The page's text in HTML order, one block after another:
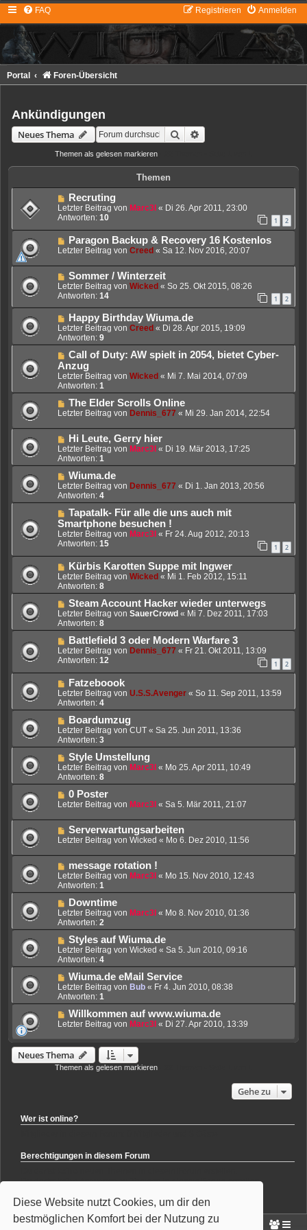
Diese Website nutzt Cookies, um dir den
bestmöglichen Komfort bei der Nutzung zu
FAQ Anmelden
Registrieren
Portal Foren-Übersicht
Ankündigungen
Neues Thema Suche
Themen als gelesen markieren
Themen
Recruting
Letzter Beitrag von Marc3l « Di 26. Apr 2011, 23:00
Antworten: 10 1 2
Paragon Backup & Recovery 16 Kostenlos
Letzter Beitrag von Creed « Sa 12. Nov 2016, 20:07
Sommer / Winterzeit
Letzter Beitrag von Wicked « So 25. Okt 2015, 08:26
Antworten: 14 1 2
Happy Birthday Wiuma.de
Letzter Beitrag von Creed « Di 28. Apr 2015, 19:09
Antworten: 9
Call of Duty: AW spielt in 2054, bietet Cyber-
Anzug
Letzter Beitrag von Wicked « Mi 7. Mai 2014, 07:09
Antworten: 1
The Elder Scrolls Online
Letzter Beitrag von Dennis_677 « Mi 29. Jan 2014, 22:54
Hi Leute, Gerry hier
Letzter Beitrag von Marc3l « Di 19. Mär 2013, 17:25
Antworten: 1
Wiuma.de
Letzter Beitrag von Dennis_677 « Di 1. Jan 2013, 20:56
Antworten: 4
Tapatalk- Für alle die uns auch mit
Smartphone besuchen !
Letzter Beitrag von Marc3l « Fr 24. Aug 2012, 20:13
Antworten: 15 1 2
Kürbis Karotten Suppe mit Ingwer
Letzter Beitrag von Wicked « Mi 1. Feb 2012, 15:11
Antworten: 8
Steam Account Hacker wieder unterwegs
Letzter Beitrag von SauerCrowd « Mi 7. Dez 2011, 17:03
Antworten: 8
Battlefield 3 oder Modern Warfare 3
Letzter Beitrag von Dennis_677 « Fr 21. Okt 2011, 13:09
Antworten: 12 1 2
Fatzeboook
Letzter Beitrag von U.S.S.Avenger « So 11. Sep 2011, 13:59
Antworten: 4
Boardumzug
Letzter Beitrag von CUT « Sa 25. Jun 2011, 13:36
Antworten: 3
Style Umstellung
Letzter Beitrag von Marc3l « Mo 25. Apr 2011, 10:49
Antworten: 8
0 Poster
Letzter Beitrag von Marc3l « Sa 5. Mär 2011, 21:07
Serverwartungsarbeiten
Letzter Beitrag von Wicked « Mo 6. Dez 2010, 11:56
message rotation !
Letzter Beitrag von Marc3l « Mo 15. Nov 2010, 12:43
Antworten: 1
Downtime
Letzter Beitrag von Marc3l « Mo 8. Nov 2010, 01:36
Antworten: 2
Styles auf Wiuma.de
Letzter Beitrag von Wicked « Sa 5. Jun 2010, 09:16
Antworten: 4
Wiuma.de eMail Service
Letzter Beitrag von Bub « Fr 4. Jun 2010, 08:38
Antworten: 1
Willkommen auf www.wiuma.de
Letzter Beitrag von Marc3l « Di 27. Apr 2010, 13:39
Neues Thema
Themen als gelesen markieren
Gehe zu
Wer ist online?
Berechtigungen in diesem Forum
Du darfstkeineAntworten zu Themen in diesem Forum erstellen.
Du darfst deine Beiträge in diesem Forumnichtlöschen.
Du darfstkeine
Dateianhänge in diesem Forum erstellen.
Portal
Foren-Übersicht